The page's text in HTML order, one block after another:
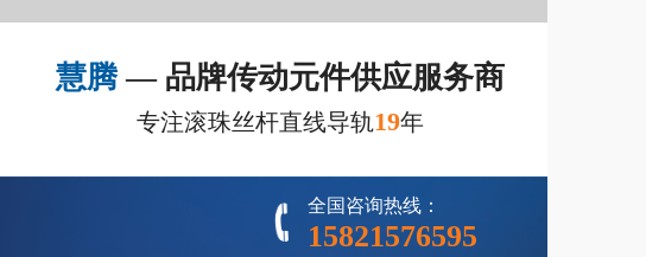
慧腾— 品牌传动元件供应服务商
专注滚珠丝杆直线导轨19年
全国咨询热线：
15821576595